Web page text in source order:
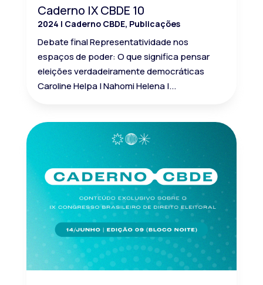
Caderno IX CBDE 10
2024 | Caderno CBDE, Publicações
Debate final Representatividade nos
espaços de poder: O que significa pensar
eleições verdadeiramente democráticas
Caroline Helpa | Nahomi Helena |...